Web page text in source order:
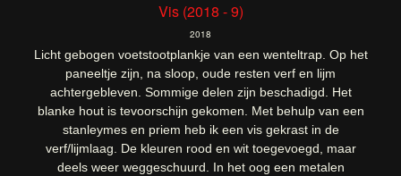
Vis (2018 - 9)
2018
Licht gebogen voetstootplankje van een wenteltrap. Op het
paneeltje zijn, na sloop, oude resten verf en lijm
achtergebleven. Sommige delen zijn beschadigd. Het
blanke hout is tevoorschijn gekomen. Met behulp van een
stanleymes en priem heb ik een vis gekrast in de
verf/lijmlaag. De kleuren rood en wit toegevoegd, maar
deels weer weggeschuurd. In het oog een metalen